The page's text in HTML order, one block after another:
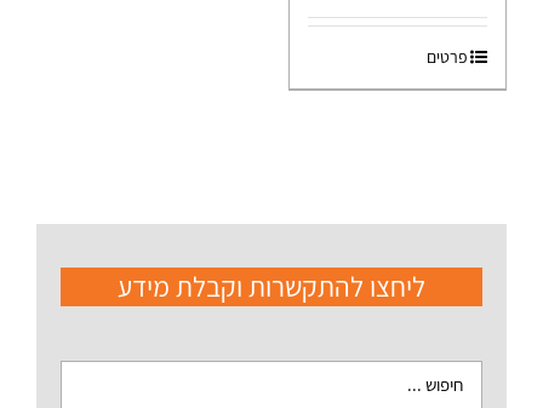
פרטים
ליחצו להתקשרות וקבלת מידע